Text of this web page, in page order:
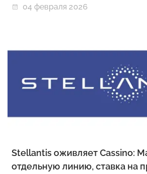
04 февраля 2026
Stellantis оживляет Cassino:
отдельную линию, ставка на